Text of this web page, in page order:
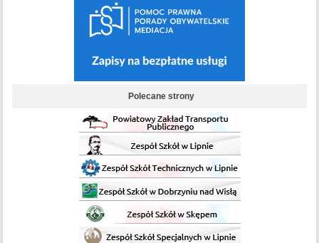
Polecane strony